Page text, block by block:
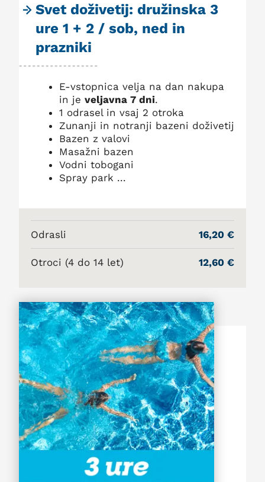
Svet doživetij: družinska 3
ure 1 + 2 / sob, ned in
prazniki
E-vstopnica velja na dan nakupa
in je veljavna 7 dni.
1 odrasel in vsaj 2 otroka
Zunanji in notranji bazeni doživetij
Bazen z valovi
Masažni bazen
Vodni tobogani
Spray park ...
Odrasli 16,20 €
Otroci (4 do 14 let) 12,60 €